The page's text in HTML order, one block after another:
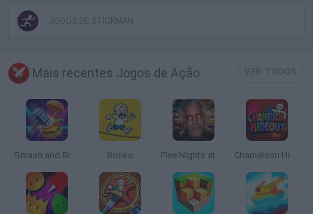
JOGOS DE STICKMAN
Mais recentes Jogos de Ação
Smash and Break Bonko Five Nights at Epstein's Chameleon Hideout